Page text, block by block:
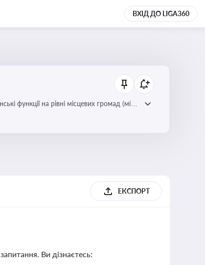
ВХІД ДО LIGA360
функції на рівні місцевих громад (міст,
ЕКСПОРТ
Ви дізнаєтесь: